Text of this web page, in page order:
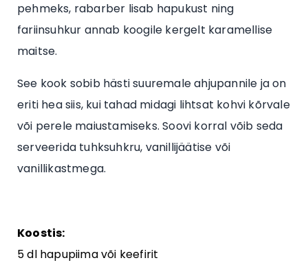
pehmeks, rabarber lisab hapukust ning
fariinsuhkur annab koogile kergelt karamellise
maitse.
See kook sobib hästi suuremale ahjupannile ja on
eriti hea siis, kui tahad midagi lihtsat kohvi kõrvale
või perele maiustamiseks. Soovi korral võib seda
serveerida tuhksuhkru, vanillijäätise või
vanillikastmega.
Koostis:
5 dl hapupiima või keefirit